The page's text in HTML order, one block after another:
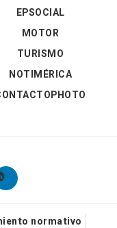
EPSOCIAL
MOTOR
TURISMO
NOTIMÉRICA
normativo